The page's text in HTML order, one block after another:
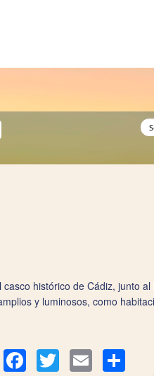
histórico de Cádiz, junto
y luminosos, como
FacebookTwitter Email